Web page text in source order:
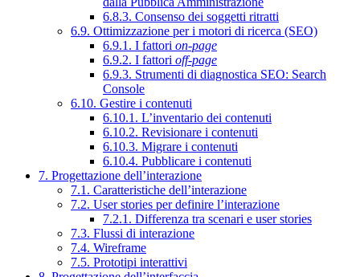
6.8.3. Consenso dei soggetti ritratti
6.9. Ottimizzazione per i motori di ricerca (SEO)
6.9.1. I fattori on-page
6.9.2. I fattori off-page
6.9.3. Strumenti di diagnostica SEO: Search
Console
6.10. Gestire i contenuti
6.10.1. L’inventario dei contenuti
6.10.2. Revisionare i contenuti
6.10.3. Migrare i contenuti
6.10.4. Pubblicare i contenuti
7. Progettazione dell’interazione
7.1. Caratteristiche dell’interazione
7.2. User stories per definire l’interazione
7.2.1. Differenza tra scenari e user stories
7.3. Flussi di interazione
7.4. Wireframe
7.5. Prototipi interattivi